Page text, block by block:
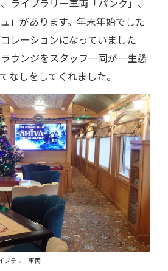
」があります。年末年始でした
レーションになっていました
ウンジをスタッフ一同が一生懸
なしをしてくれました。
ブラリー車両